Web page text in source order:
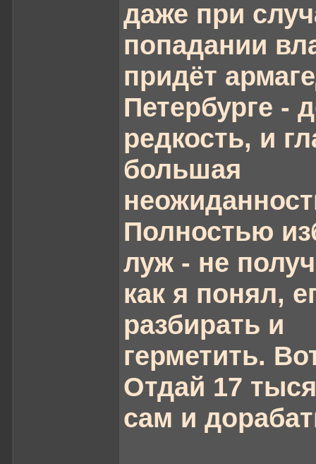
даже при
попадании
придёт
Петербурге -
редкость, и
большая
Полностью
луж - не
как я понял,
разбирать и
герметить.
Отдай 17
сам и